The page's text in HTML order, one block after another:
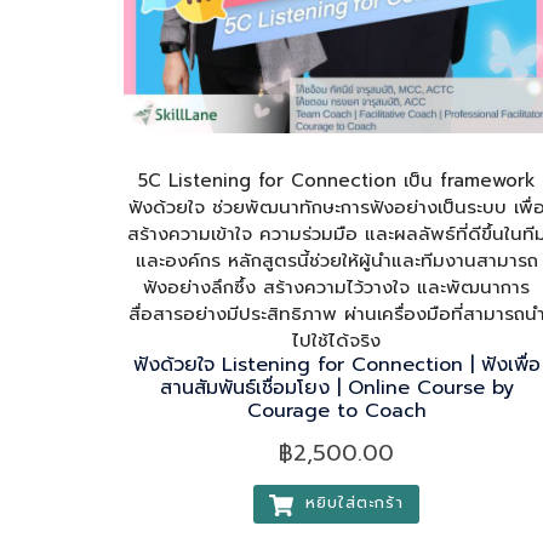
5C Listening for Connection เป็น framework
ฟังด้วยใจ ช่วยพัฒนาทักษะการฟังอย่างเป็นระบบ เพื่อ
สร้างความเข้าใจ ความร่วมมือ และผลลัพธ์ที่ดีขึ้นในที
และองค์กร หลักสูตรนี้ช่วยให้ผู้นำและทีมงานสามารถ
ฟังอย่างลึกซึ้ง สร้างความไว้วางใจ และพัฒนาการ
สื่อสารอย่างมีประสิทธิภาพ ผ่านเครื่องมือที่สามารถนำ
ไปใช้ได้จริง
ฟังด้วยใจ Listening for Connection | ฟังเพื่อ
สานสัมพันธ์เชื่อมโยง | Online Course by
Courage to Coach
฿2,500.00
หยิบใส่ตะกร้า